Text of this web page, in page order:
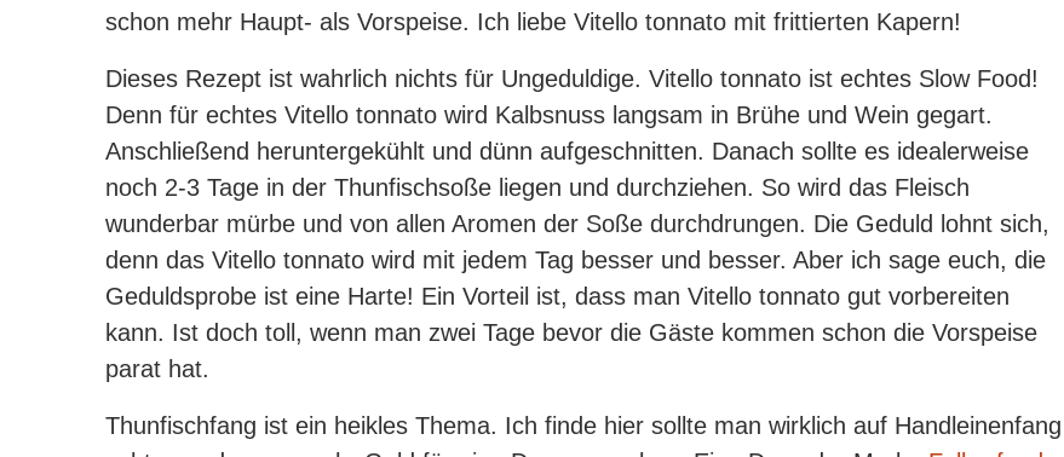
schon mehr Haupt- als Vorspeise. Ich liebe Vitello tonnato mit frittierten Kapern!
Dieses Rezept ist wahrlich nichts für Ungeduldige. Vitello tonnato ist echtes Slow Food!
Denn für echtes Vitello tonnato wird Kalbsnuss langsam in Brühe und Wein gegart.
Anschließend heruntergekühlt und dünn aufgeschnitten. Danach sollte es idealerweise
noch 2-3 Tage in der Thunfischsoße liegen und durchziehen. So wird das Fleisch
wunderbar mürbe und von allen Aromen der Soße durchdrungen. Die Geduld lohnt sich,
denn das Vitello tonnato wird mit jedem Tag besser und besser. Aber ich sage euch, die
Geduldsprobe ist eine Harte! Ein Vorteil ist, dass man Vitello tonnato gut vorbereiten
kann. Ist doch toll, wenn man zwei Tage bevor die Gäste kommen schon die Vorspeise
parat hat.
Thunfischfang ist ein heikles Thema. Ich finde hier sollte man wirklich auf Handleinenfang